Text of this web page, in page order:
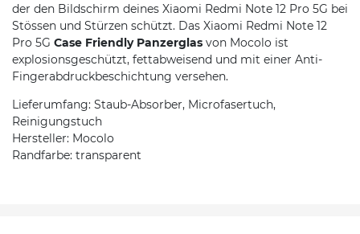
der den Bildschirm deines Xiaomi Redmi Note 12 Pro 5G bei
Stössen und Stürzen schützt. Das Xiaomi Redmi Note 12
Pro 5G Case Friendly Panzerglas von Mocolo ist
explosionsgeschützt, fettabweisend und mit einer Anti-
Fingerabdruckbeschichtung versehen.
Lieferumfang: Staub-Absorber, Microfasertuch,
Reinigungstuch
Hersteller: Mocolo
Randfarbe: transparent